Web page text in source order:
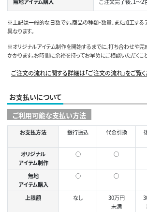
無地アイテム購入 ご注文完了後、1～2
※上記は一般的な日数です。商品の種類・数量、また加工す
異なります。
※オリジナルアイテム制作を開始するまでに、打ち合わせや
かかります。お時間に余裕を持ってお早めにご相談いただくこ
ご注文の流れに関する詳細は「ご注文の流れ」をご覧く
お支払いについて
ご利用可能な支払い方法
お支払方法 銀行振込 代金引換
オリジナル
アイテム制作
○ ○
無地
アイテム購入
○ ○
上限額 なし
30万円
未満